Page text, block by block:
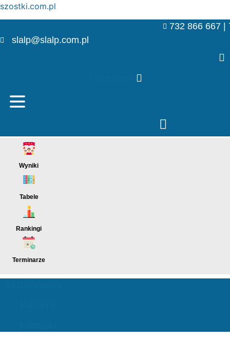
szostki.com.pl
732 866 667 |
slalp@slalp.com.pl
Menu
Wyniki
Menu
Tabele
Menu
Rankingi
Menu
Terminarze